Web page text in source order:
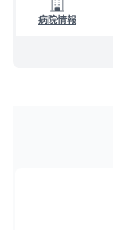
病院情報